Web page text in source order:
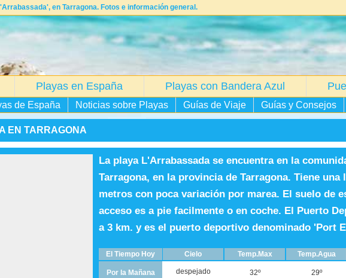
en Tarragona. Fotos e información general.
Playas en España Playas con Bandera Azul
de España Noticias sobre Playas Guías de Viaje Guías y Consejos
EN TARRAGONA
La playa L'Arrabassada se encuentra en la
Tarragona, en la provincia de Tarragona. Tiene
metros con poca variación por marea. El suelo de
acceso es a pie facilmente o en coche. El Puerto
a 3 km. y es el puerto deportivo denominado 'Port
El Tiempo Hoy Cielo Temp.Max Temp.Agua
Por la Mañana despejado 32º 29º